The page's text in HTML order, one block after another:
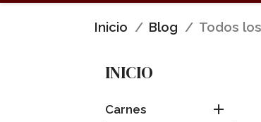
Inicio Blog Todos
INICIO
Carnes 